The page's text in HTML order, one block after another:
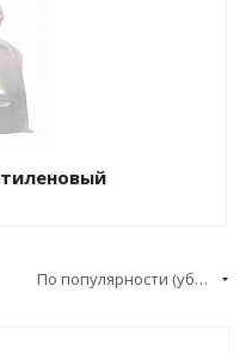
По популярности (убывание)